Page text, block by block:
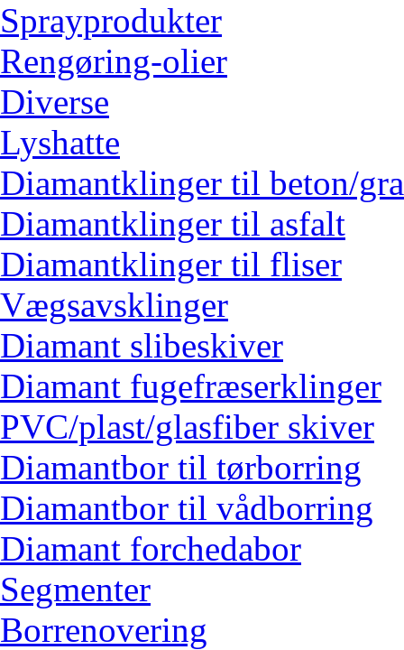
Sprayprodukter
Rengøring-olier
Diverse
Lyshatte
Diamantklinger til beton/
Diamantklinger til asfalt
Diamantklinger til fliser
Vægsavsklinger
Diamant slibeskiver
Diamant fugefræserklinger
PVC/plast/glasfiber skiver
Diamantbor til tørborring
Diamantbor til vådborring
Diamant forchedabor
Segmenter
Borrenovering